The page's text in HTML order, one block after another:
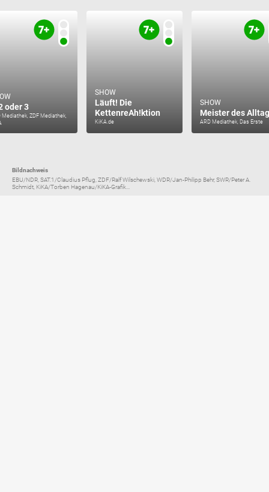
oder 3
Mediathek, ZDF Mediathek,
SHOW
Läuft! Die
KettenreAh!ktion
KiKA.de
SHOW
Meister des
ARD Mediathek, Das Erste
Bildnachweis
EBU/NDR, SAT.1/Claudius Pflug, ZDF/Ralf Wilschewski, WDR/Jan-Philipp Behr, SWR/Peter A.
Schmidt, KiKA/Torben Hagenau/KiKA-Grafik...